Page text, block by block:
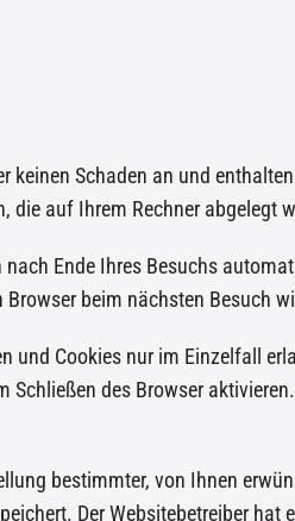
Schaden an und
auf Ihrem Rechner abgelegt
Ende Ihres Besuchs
beim nächsten Besuch
und Cookies nur im Einzelfall
des Browser
bestimmter, von Ihnen
Der Websitebetreiber hat